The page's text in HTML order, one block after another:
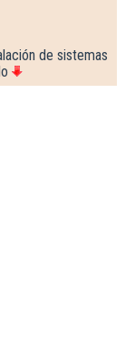
de sistemas